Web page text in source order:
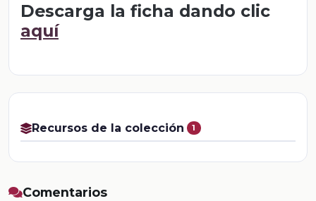
Descarga la ficha dando clic
aquí
Recursos de la colección 1
Comentarios